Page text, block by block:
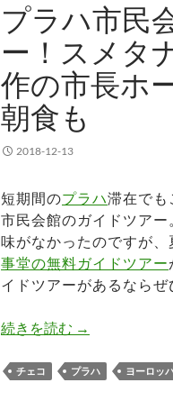
プラハ市民
ー！スメタ
作の市長ホ
朝食も
2018-12-13
短期間のプラハ滞在でも
市民会館のガイドツア
味がなかったのですが、
事堂の無料ガイドツアー
イドツアーがあるならぜ
続きを読む プラハ市民会
→
チェコ プラハ ヨーロッ